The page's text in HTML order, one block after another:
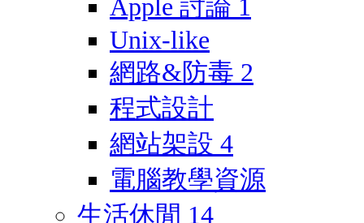
Apple 討論 1
Unix-like
網路&防毒 2
程式設計
網站架設 4
電腦教學資源
生活休閒 14